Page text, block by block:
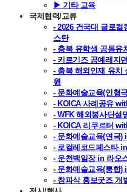
▶ 기타 교육
국제협력/교류
- 2026 건국대 글로컬
스탄
- 충북 유학생 공동유
- 키르기즈 공예레지
- 충북 해외인재 유치
원
- 문화예술교육(인형
- KOICA 사례공유
- WFK 해외봉사단설
- KOICA 리쿠르터
- 문화예술교육(연극)
- 로컬레코드페스타
- 운천백일장 in 라오
- 문화예술교육(통합)
- 참파삭 홍보굿즈 개